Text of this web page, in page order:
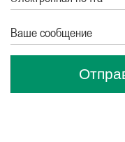
Ваше сообщение